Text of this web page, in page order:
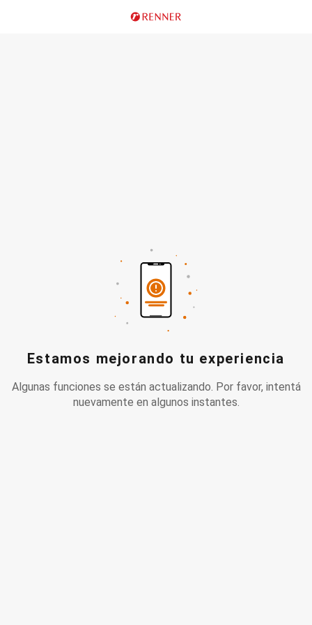
Estamos mejorando tu experiencia
Algunas funciones se están actualizando. Por favor, intentá
nuevamente en algunos instantes.